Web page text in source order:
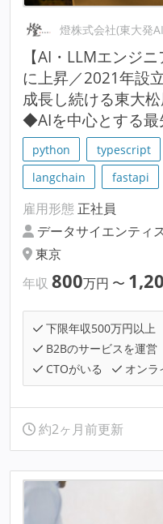
燈株式会社(東大発
【AI・LLMエンジ
に上昇／2021年設
成長し続ける東大
◆AIを中心とする最
python typescript
langchain
fastapi
雇用形態 正社員
データサイエンティ
東京
年収 800万円 〜
下限年収500万円以上
B2Bのサービスを運営
CTOがいる
オンラ
約2ヶ月前更新